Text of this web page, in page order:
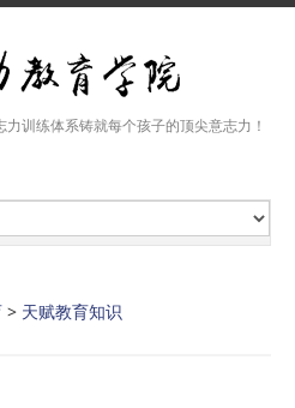
训练体系铸就每个孩子的顶尖意志力！
> 天赋教育知识